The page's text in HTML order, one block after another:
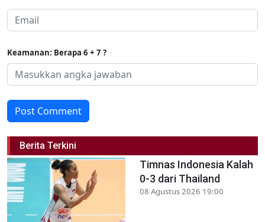
Keamanan: Berapa 6 + 7 ?
Post Comment
Berita Terkini
Timnas Indonesia Kalah
0-3 dari Thailand
08 Agustus 2026 19:00